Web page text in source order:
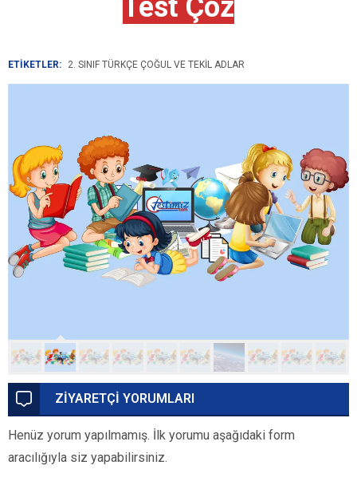
Test Çöz
ETİKETLER: 2. SINIF TÜRKÇE ÇOĞUL VE TEKIL ADLAR
ZİYARETÇİ YORUMLARI
Henüz yorum yapılmamış. İlk yorumu aşağıdaki form
aracılığıyla siz yapabilirsiniz.